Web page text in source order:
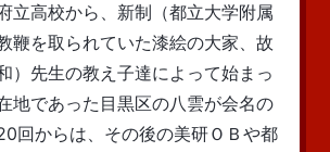
立高校から、新制（都立大学附属
鞭を取られていた漆絵の大家、故
）先生の教え子達によって始まっ
地であった目黒区の八雲が会名の
回からは、その後の美研ＯＢや都